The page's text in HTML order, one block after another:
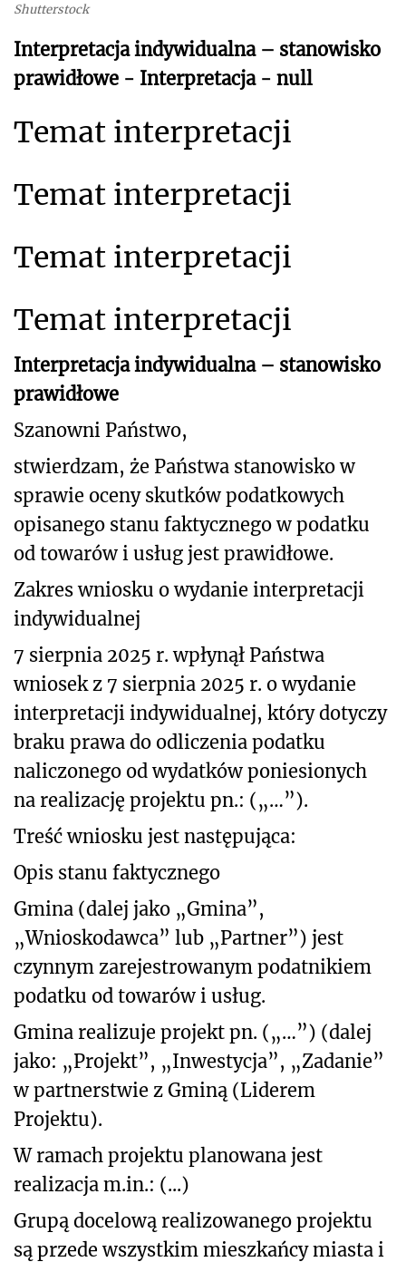
Shutterstock
Interpretacja indywidualna – stanowisko
prawidłowe - Interpretacja - null
Temat interpretacji
Temat interpretacji
Temat interpretacji
Temat interpretacji
Interpretacja indywidualna – stanowisko
prawidłowe
Szanowni Państwo,
stwierdzam, że Państwa stanowisko w
sprawie oceny skutków podatkowych
opisanego stanu faktycznego w podatku
od towarów i usług jest prawidłowe.
Zakres wniosku o wydanie interpretacji
indywidualnej
7 sierpnia 2025 r. wpłynął Państwa
wniosek z 7 sierpnia 2025 r. o wydanie
interpretacji indywidualnej, który dotyczy
braku prawa do odliczenia podatku
naliczonego od wydatków poniesionych
na realizację projektu pn.: („…”).
Treść wniosku jest następująca:
Opis stanu faktycznego
Gmina (dalej jako „Gmina”,
„Wnioskodawca” lub „Partner”) jest
czynnym zarejestrowanym podatnikiem
podatku od towarów i usług.
Gmina realizuje projekt pn. („…”) (dalej
jako: „Projekt”, „Inwestycja”, „Zadanie”
w partnerstwie z Gminą (Liderem
Projektu).
W ramach projektu planowana jest
realizacja m.in.: (...)
Grupą docelową realizowanego projektu
są przede wszystkim mieszkańcy miasta i